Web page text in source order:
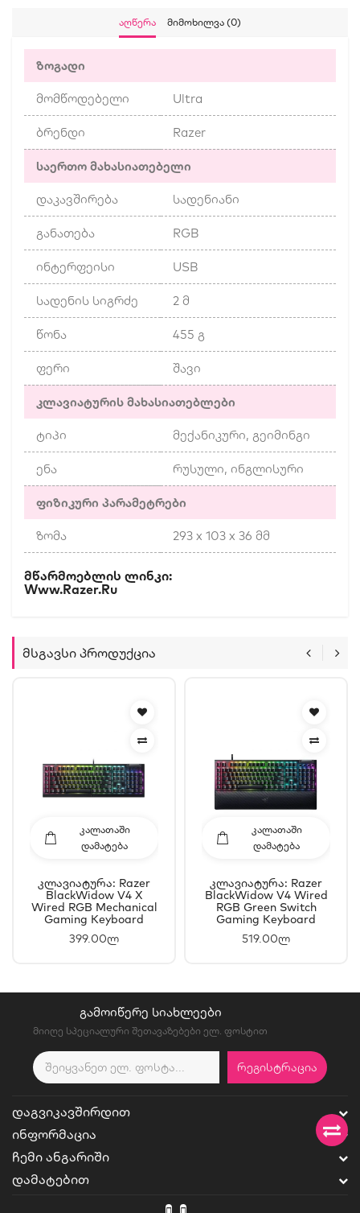
Აღწერა Მიმოხილვა (0)
ზოგადი
მომწოდებელი Ultra
ბრენდი Razer
საერთო მახასიათებელი
დაკავშირება სადენიანი
განათება RGB
ინტერფეისი USB
სადენის სიგრძე 2 მ
წონა 455 გ
ფერი შავი
კლავიატურის მახასიათებლები
ტიპი მექანიკური, გეიმინგი
ენა რუსული, ინგლისური
ფიზიკური პარამეტრები
ზომა 293 x 103 x 36 მმ
Მწარმოებლის Ლინკი:
Www.razer.ru
Მსგავსი Პროდუქცია
ᲙᲐᲚᲐᲗᲐᲨᲘ
ᲓᲐᲛᲐᲢᲔᲑᲐ
Კლავიატურა: Razer
BlackWidow V4 X
Wired RGB Mechanical
Gaming Keyboard
04701800-R3M1
399.00ლ
ᲙᲐᲚᲐᲗᲐᲨᲘ
ᲓᲐᲛᲐᲢᲔᲑᲐ
Კლავიატურა: Razer
BlackWidow V4 Wired
RGB Green Switch
Gaming Keyboard
04690100-R3M1
519.00ლ
ᲒᲐᲛᲝᲘᲬᲔᲠᲔ ᲡᲘᲐᲮᲚᲔᲔᲑᲘ
მიიღე სპეციალური შეთავაზებები ელ. ფოსტით
ᲠᲔᲒᲘᲡᲢᲠᲐᲪᲘᲐ
ᲓᲐᲒᲕᲘᲙᲐᲕᲨᲘᲠᲓᲘᲗ
ᲘᲜᲤᲝᲠᲛᲐᲪᲘᲐ
ᲩᲔᲛᲘ ᲐᲜᲒᲐᲠᲘᲨᲘ
ᲓᲐᲛᲐᲢᲔᲑᲘᲗ